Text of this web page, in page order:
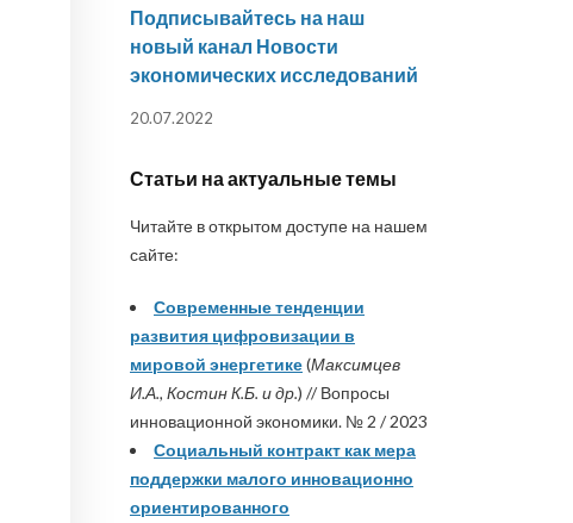
Подписывайтесь на наш
новый канал Новости
экономических исследований
20.07.2022
Статьи на актуальные темы
Читайте в открытом доступе на нашем
сайте:
Современные тенденции
развития цифровизации в
мировой энергетике(Максимцев
И.А., Костин К.Б. и др.) // Вопросы
инновационной экономики. № 2 / 2023
Социальный контракт как мера
поддержки малого инновационно
ориентированного